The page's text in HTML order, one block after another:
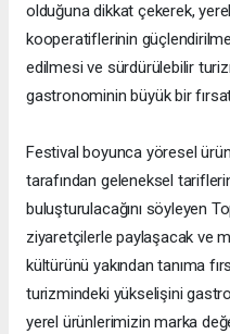
olduğuna dikkat çekerek,
kooperatiflerinin
edilmesi ve sürdürülebilir
gastronominin büyük bir
Festival boyunca yöresel
tarafından geleneksel
buluşturulacağını söyleyen
ziyaretçilerle paylaşacak ve
kültürünü yakından tanıma
turizmindeki yükselişini
yerel ürünlerimizin marka